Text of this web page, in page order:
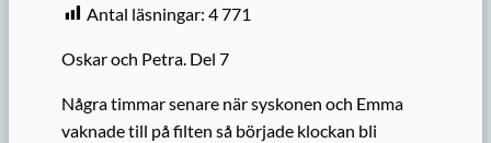
Antal läsningar: 4 771
Oskar och Petra. Del 7
Några timmar senare när syskonen och Emma
vaknade till på filten så började klockan bli